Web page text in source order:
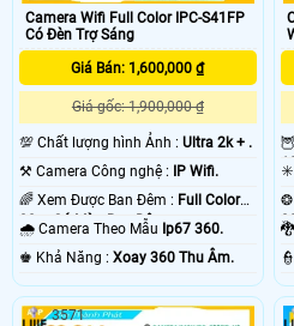
Camera Wifi Full Color IPC-S41FP
Có Đèn Trợ Sáng
Giá Bán: 1,600,000 ₫
Giá gốc: 1,900,000 ₫
💯 Chất lượng hình Ảnh : Ultra 2k + .
⚒ Camera Công nghệ :
IP Wifi.
🌈 Xem Được Ban Đêm : Full Color
30m Có Màu Ban Ðêm.
🌧️ Camera Theo Mẫu Ip67 360.
️♚ Khả Năng : Xoay 360 Thu Âm.
3571